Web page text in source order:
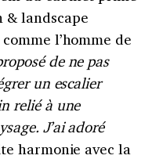
& landscape
l’homme de
de ne pas
un escalier
relié à une
J’ai adoré
harmonie avec la